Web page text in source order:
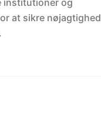
institutioner og
at sikre nøjagtighed